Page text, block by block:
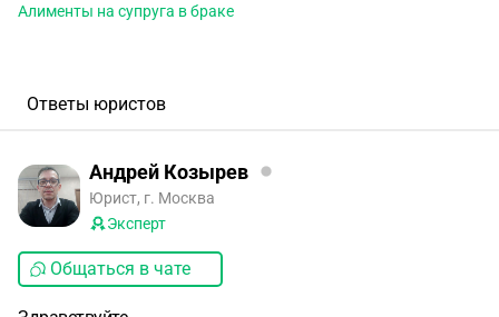
Алименты на супруга в браке
Ответы юристов
Андрей Козырев
Юрист, г. Москва
Эксперт
Общаться в чате